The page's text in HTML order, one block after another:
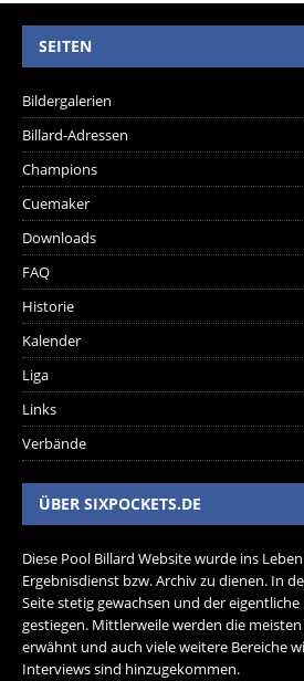
SEITEN
Bildergalerien
Billard-Adressen
Champions
Cuemaker
Downloads
FAQ
Historie
Kalender
Liga
Links
Verbände
ÜBER SIXPOCKETS.DE
Diese Pool Billard Website wurde ins
Ergebnisdienst bzw. Archiv zu dienen. In
Seite stetig gewachsen und der
gestiegen. Mittlerweile werden die
erwähnt und auch viele weitere Bereiche
Interviews sind hinzugekommen.